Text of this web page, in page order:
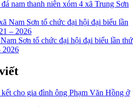
nam thanh niên xóm 4 xã Trung Sơn
Sơn tổ chức đại hội đại biểu lần thứ
2026
cho gia đình ông Phạm Văn Hồng ở